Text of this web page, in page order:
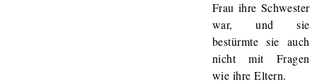
Frau ihre Schwester
war, und sie
bestürmte sie auch
nicht mit Fragen
wie ihre Eltern.